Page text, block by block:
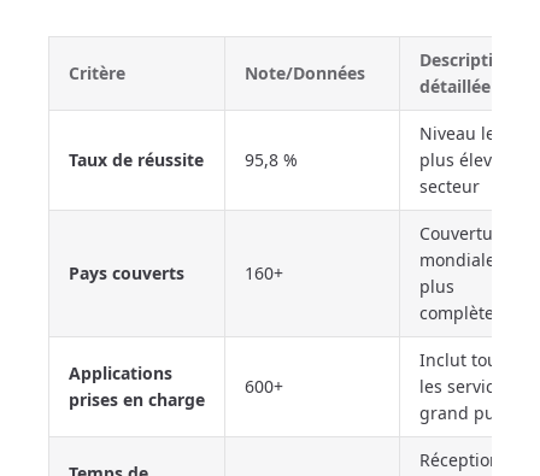
Critère Note/Données
Description
détaillée
Taux de réussite 95,8 %
Niveau le
plus élevé du
secteur
Pays couverts 160+
Couverture
mondiale la
plus
complète
Applications
prises en charge
600+
Inclut tous
les services
grand public
Réception